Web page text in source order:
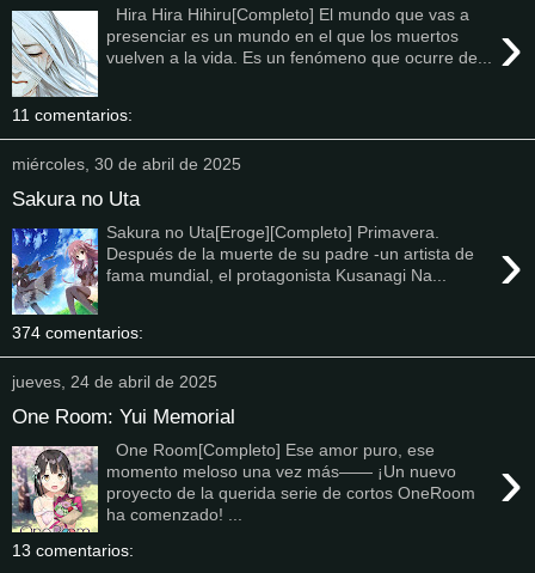
›
Hira Hira Hihiru[Completo] El mundo que vas a
presenciar es un mundo en el que los muertos
vuelven a la vida. Es un fenómeno que ocurre de...
11 comentarios:
miércoles, 30 de abril de 2025
Sakura no Uta
›
Sakura no Uta[Eroge][Completo] Primavera.
Después de la muerte de su padre -un artista de
fama mundial, el protagonista Kusanagi Na...
374 comentarios:
jueves, 24 de abril de 2025
One Room: Yui Memorial
›
One Room[Completo] Ese amor puro, ese
momento meloso una vez más―― ¡Un nuevo
proyecto de la querida serie de cortos OneRoom
ha comenzado! ...
13 comentarios: